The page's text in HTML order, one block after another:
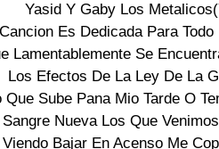
Yasid Y Gaby Los
Es Dedicada Para
Lamentablemente Se
Los Efectos De La Ley De La
Que Sube Pana Mio Tarde O
Nueva Los Que
Viendo Bajar En Acenso Me